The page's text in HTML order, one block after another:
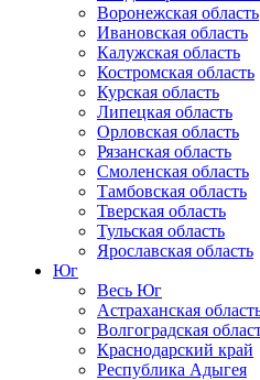
Воронежская область
Ивановская область
Калужская область
Костромская область
Курская область
Липецкая область
Орловская область
Рязанская область
Смоленская область
Тамбовская область
Тверская область
Тульская область
Ярославская область
Юг
Весь Юг
Астраханская
Волгоградская
Краснодарский край
Республика Адыгея